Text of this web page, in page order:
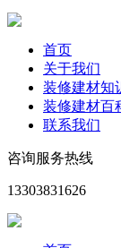
首页
关于我们
装修建材知
装修建材百
联系我们
咨询服务热线
13303831626